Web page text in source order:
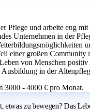
Pflege und arbeite eng mit
Unternehmen in der
einer großen Community
von Menschen
Ausbildung in der
3000 - 4000 € pro Monat.
zu bewegen? Das